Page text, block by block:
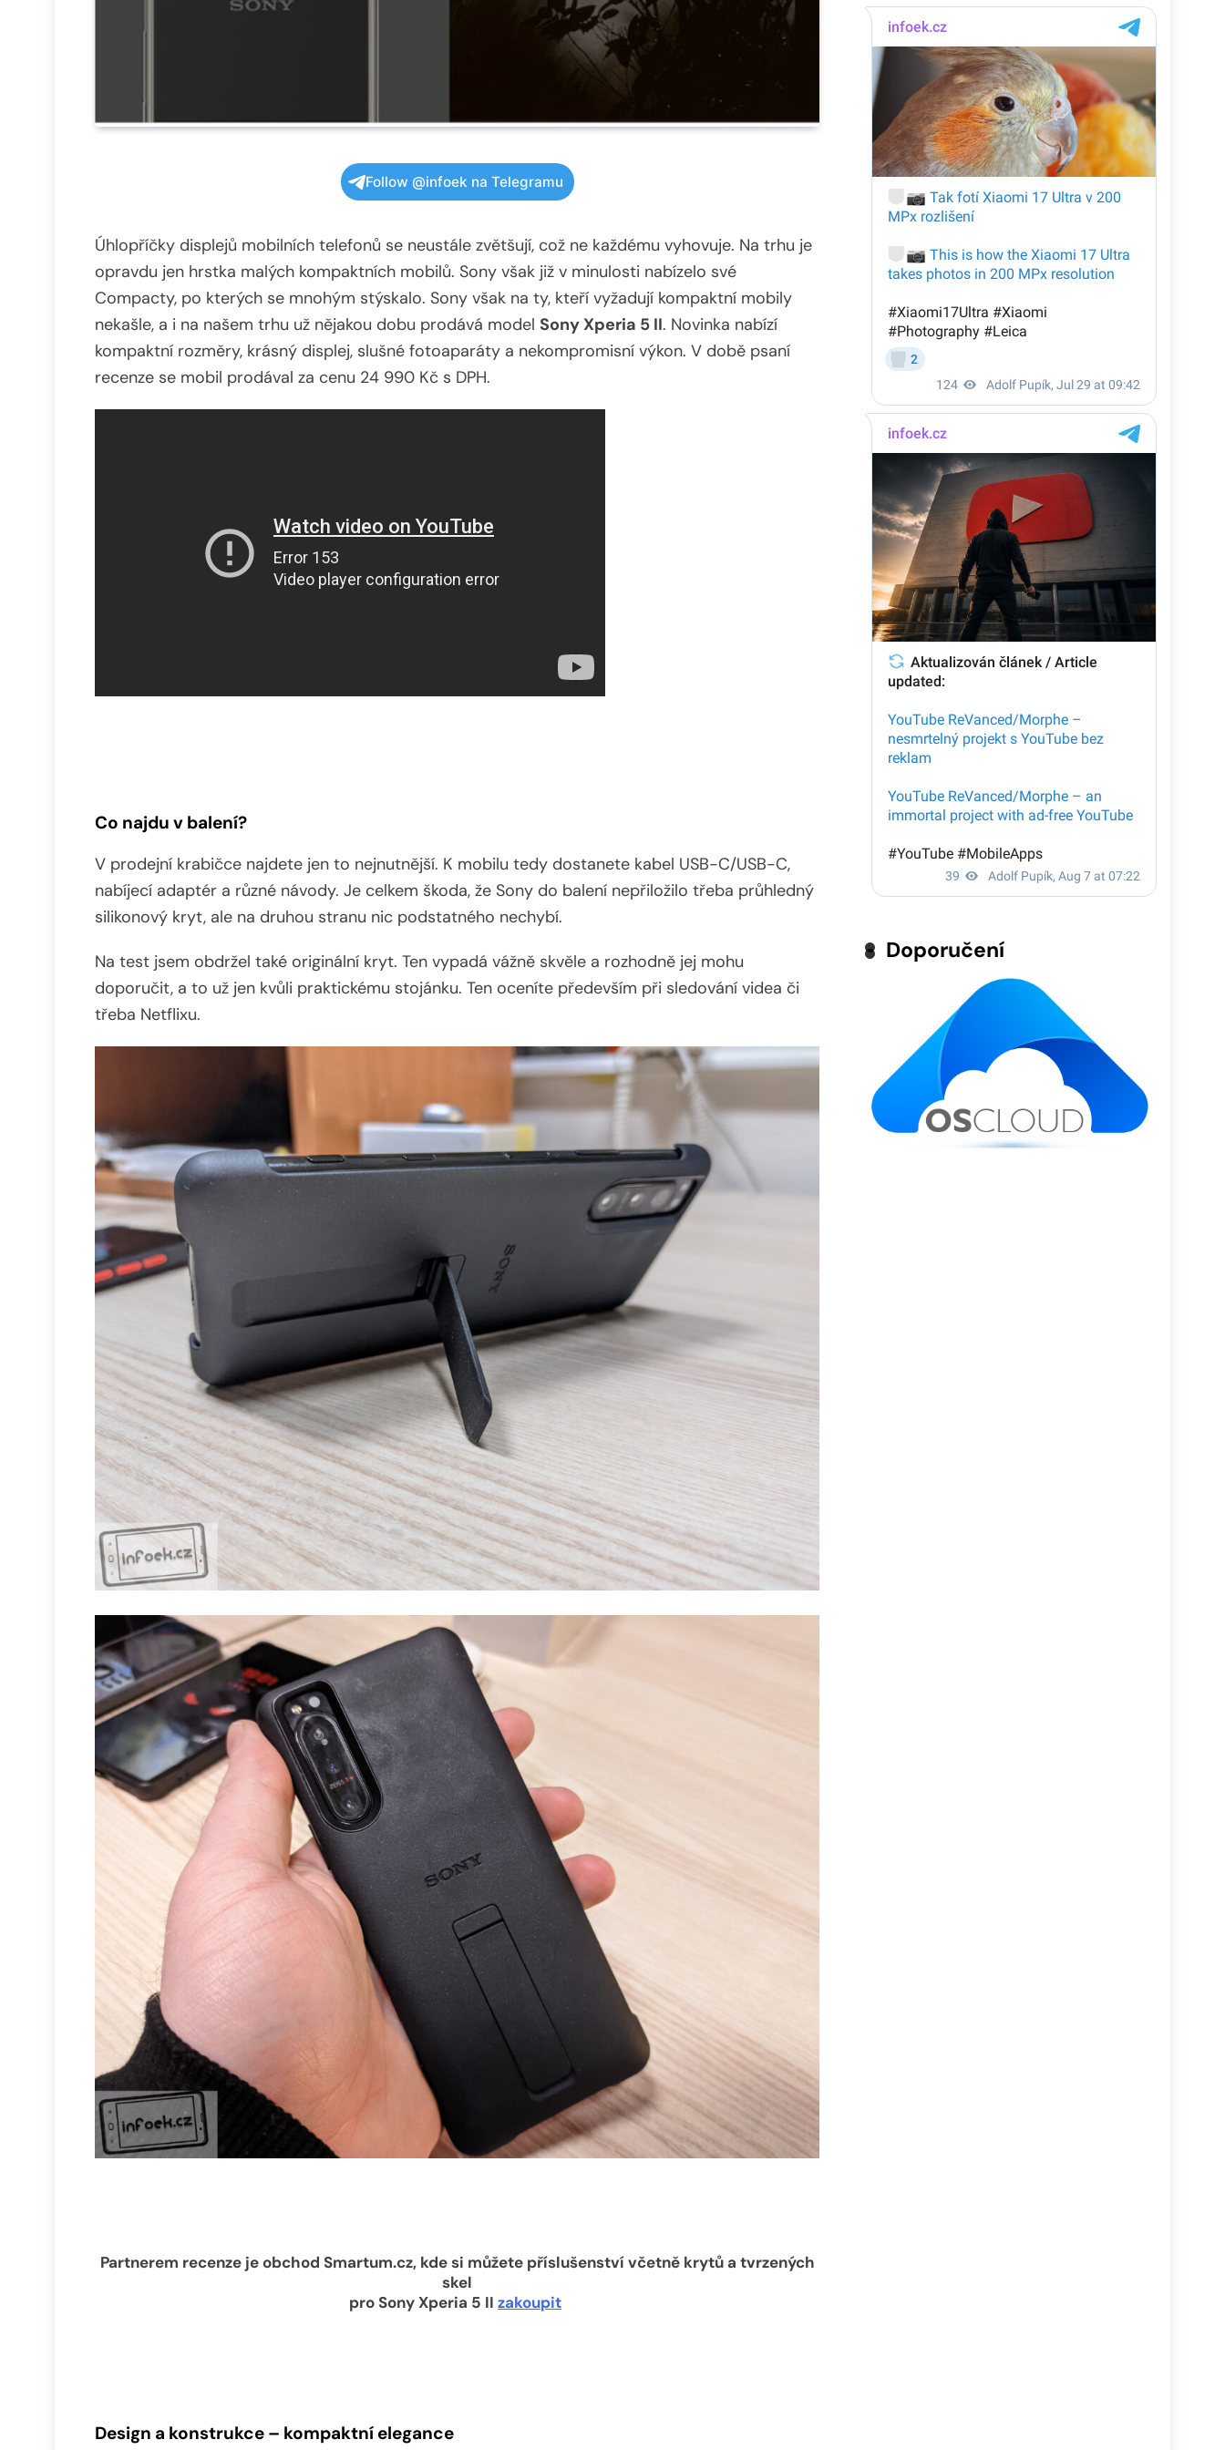
Follow @infoek na Telegramu
Úhlopříčky displejů mobilních telefonů se neustále zvětšují, což ne každému vyhovuje. Na trhu je
opravdu jen hrstka malých kompaktních mobilů. Sony však již v minulosti nabízelo své
Compacty, po kterých se mnohým stýskalo. Sony však na ty, kteří vyžadují kompaktní mobily
nekašle, a i na našem trhu už nějakou dobu prodává model Sony Xperia 5 II. Novinka nabízí
kompaktní rozměry, krásný displej, slušné fotoaparáty a nekompromisní výkon. V době psaní
recenze se mobil prodával za cenu 24 990 Kč s DPH.
Co najdu v balení?
V prodejní krabičce najdete jen to nejnutnější. K mobilu tedy dostanete kabel USB-C/USB-C,
nabíjecí adaptér a různé návody. Je celkem škoda, že Sony do balení nepřiložilo třeba průhledný
silikonový kryt, ale na druhou stranu nic podstatného nechybí.
Na test jsem obdržel také originální kryt. Ten vypadá vážně skvěle a rozhodně jej mohu
doporučit, a to už jen kvůli praktickému stojánku. Ten oceníte především při sledování videa či
třeba Netflixu.
Partnerem recenze je obchod Smartum.cz, kde si můžete příslušenství včetně krytů a tvrzených
skel
pro Sony Xperia 5 IIzakoupit
Design a konstrukce – kompaktní elegance
Doporučení